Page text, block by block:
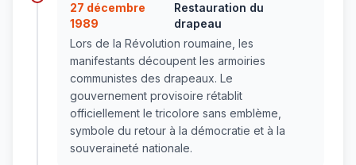
27 décembre
1989
Restauration du
drapeau
Lors de la Révolution roumaine, les
manifestants découpent les armoiries
communistes des drapeaux. Le
gouvernement provisoire rétablit
officiellement le tricolore sans emblème,
symbole du retour à la démocratie et à la
souveraineté nationale.